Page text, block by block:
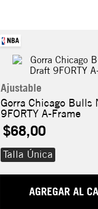
Ajustable
Gorra Chicago Bulls
9FORTY A-Frame
$68,00
Talla Única
AGREGAR AL